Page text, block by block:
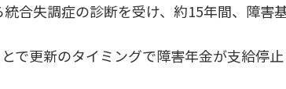
合失調症の診断を受け、約15年間、障害
で更新のタイミングで障害年金が支給停止